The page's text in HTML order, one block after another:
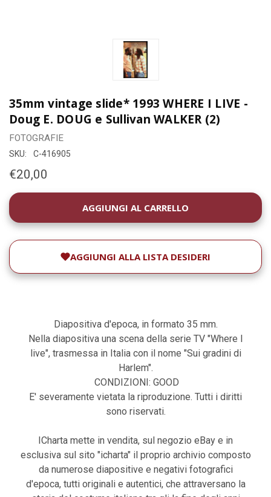
35mm vintage slide* 1993 WHERE I LIVE -
Doug E. DOUG e Sullivan WALKER (2)
FOTOGRAFIE
SKU: C-416905
€20,00
DISPONIBILITÀ
ATTUALE:
AGGIUNGI ALLA LISTA DESIDERI
Diapositiva d'epoca, in formato 35 mm.
Nella diapositiva una scena della serie TV "Where I
live", trasmessa in Italia con il nome "Sui gradini di
Harlem".
CONDIZIONI: GOOD
E' severamente vietata la riproduzione. Tutti i diritti
sono riservati.
ICharta mette in vendita, sul negozio eBay e in
esclusiva sul sito "icharta" il proprio archivio composto
da numerose diapositive e negativi fotografici
d'epoca, tutti originali e autentici, che attraversano la